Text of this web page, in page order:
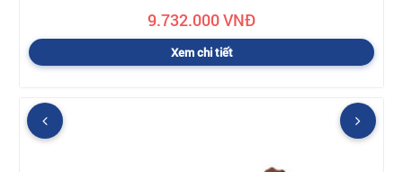
9.732.000 VNĐ
Xem chi tiết